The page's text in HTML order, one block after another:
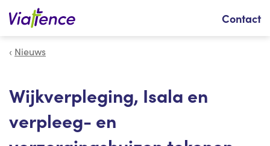
Contact
Zoeken
Nieuws
Wijkverpleging, Isala en
verpleeg- en